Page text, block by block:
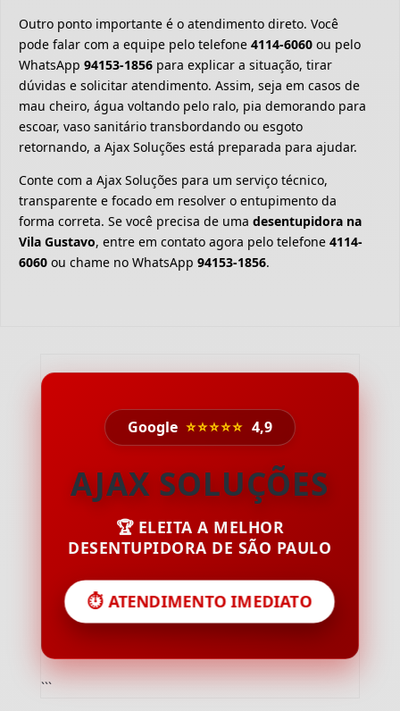
Outro ponto importante é o atendimento direto. Você
pode falar com a equipe pelo telefone 4114-6060 ou pelo
WhatsApp 94153-1856 para explicar a situação, tirar
dúvidas e solicitar atendimento. Assim, seja em casos de
mau cheiro, água voltando pelo ralo, pia demorando para
escoar, vaso sanitário transbordando ou esgoto
retornando, a Ajax Soluções está preparada para ajudar.
Conte com a Ajax Soluções para um serviço técnico,
transparente e focado em resolver o entupimento da
forma correta. Se você precisa de uma desentupidora na
Vila Gustavo, entre em contato agora pelo telefone 4114-
6060 ou chame no WhatsApp 94153-1856.
Google ⭐⭐⭐⭐⭐ 4,9
AJAX SOLUÇÕES
🏆 ELEITA A MELHOR
DESENTUPIDORA DE SÃO PAULO
⏱️ ATENDIMENTO IMEDIATO
```